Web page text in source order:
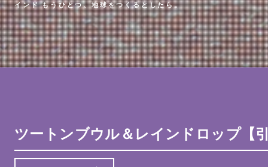
インド もうひとつ、地球をつくるとしたら。
ツートンブウル＆レインドロップ【